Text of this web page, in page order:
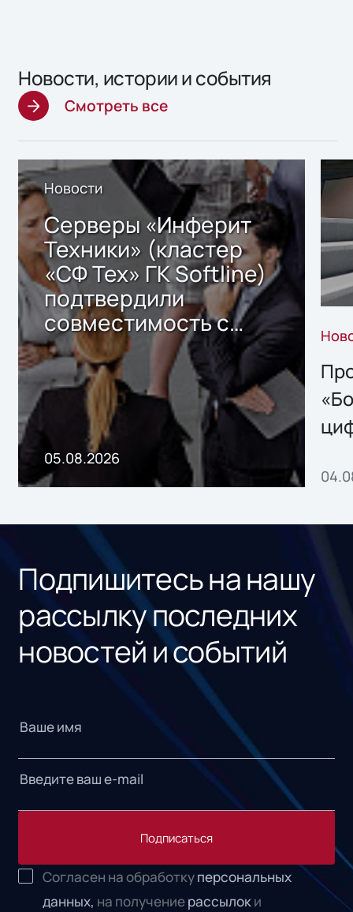
Новости, истории и события
Смотреть все
Новости
Серверы «Инферит
Техники» (кластер
«СФ Тех» ГК Softline)
подтвердили
совместимость с
решением Sharx
Storage 2.x для
хранения данных
05.08.2026
Подпишитесь на нашу
рассылку последних
новостей и событий
Подписаться
Согласен на обработкуперсональных
данных, на получениерассылоки